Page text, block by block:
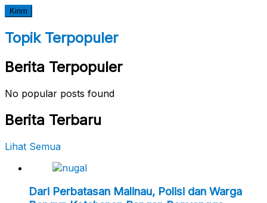
Topik Terpopuler
Berita Terpopuler
No popular posts found
Berita Terbaru
Lihat Semua
Dari Perbatasan Malinau, Polisi dan Warga